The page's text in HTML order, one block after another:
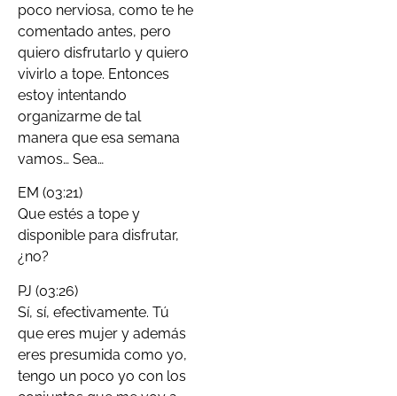
poco nerviosa, como te he
comentado antes, pero
quiero disfrutarlo y quiero
vivirlo a tope. Entonces
estoy intentando
organizarme de tal
manera que esa semana
vamos… Sea…
EM (03:21)
Que estés a tope y
disponible para disfrutar,
¿no?
PJ (03:26)
Sí, sí, efectivamente. Tú
que eres mujer y además
eres presumida como yo,
tengo un poco yo con los